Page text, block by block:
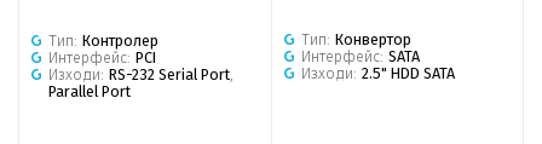
Тип: Контролер
Интерфейс: PCI
Изходи: RS-232 Serial Port
Parallel Port
Тип: Конвертор
Интерфейс: SATA
Изходи: 2.5" HDD SATA